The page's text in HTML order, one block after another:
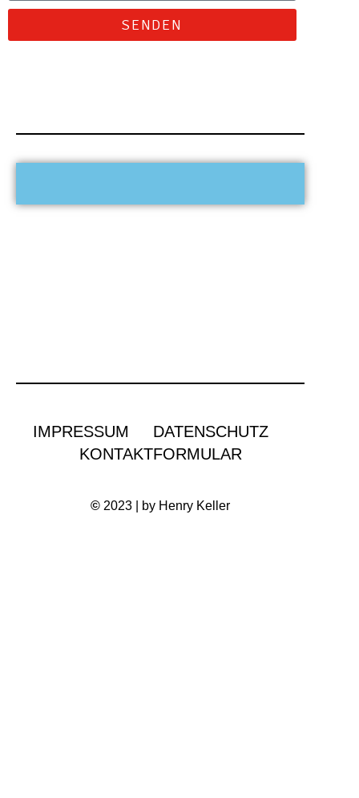
SENDEN
IMPRESSUM
DATENSCHUTZ
KONTAKTFORMULAR
© 2023 | by Henry Keller